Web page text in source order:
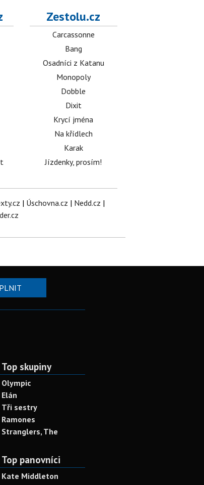
Zestolu.cz
Carcassonne
Bang
Osadníci z Katanu
Monopoly
Dobble
Dixit
Krycí jména
Na křídlech
Karak
Jízdenky, prosím!
| Úschovna.cz | Nedd.cz |
Top skupiny
Olympic
Elán
Tři sestry
Ramones
Stranglers, The
Top panovníci
Kate Middleton